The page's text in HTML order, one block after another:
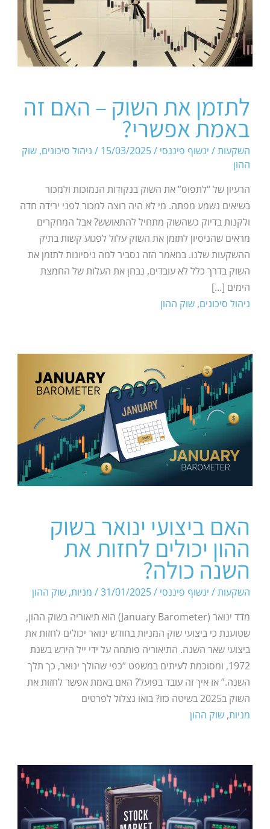
לתזמן את השוק – האם זה
באמת אפשרי?
השקעות/ ינשוף פיננסי /
15/03/2025
/ ניהול סיכונים, שוק
ההון
הרעיון של “לתפוס” את השוק בנקודות הנמוכות ולמכור
בשיאים נשמע מפתה. מי לא היה רוצה למכור לפני ירידה חדה
ולקנות בדיוק כשהשוק מתחיל להתאושש? אבל המחקרים
מראים שהניסיון לתזמן את השוק עלול לפגוע קשות בתיק
ההשקעות שלנו. במאמר הזה נסביר למה ניסיונות לתזמן את
השוק בדרך כלל לא עובדים, נבחן את העלות של החמצת
הימים […]
ניהול סיכונים, שוק ההון
האם ביצועי ינואר בשוק
ההון יכולים לחזות את
השנה כולה?
השקעות/ ינשוף פיננסי /
31/01/2025
/ מניות, שוק ההון
מדד ינואר (January Barometer) הוא תיאוריה בשוק ההון,
שטוענת כי ביצועי שוק המניות בחודש ינואר יכולים לחזות את
ביצועי שאר השנה. התיאוריה פותחה על ידי ייל הירש בשנת
1972, ומסוכמת לעיתים במשפט “כפי שהולך ינואר, כך תלך
השנה.” אז איך זה עובד בפועל? האם באמת אפשר לחזות את
השוק ב2025 בשיטה כזו? בואו נצלול לפרטים
מניות, שוק ההון